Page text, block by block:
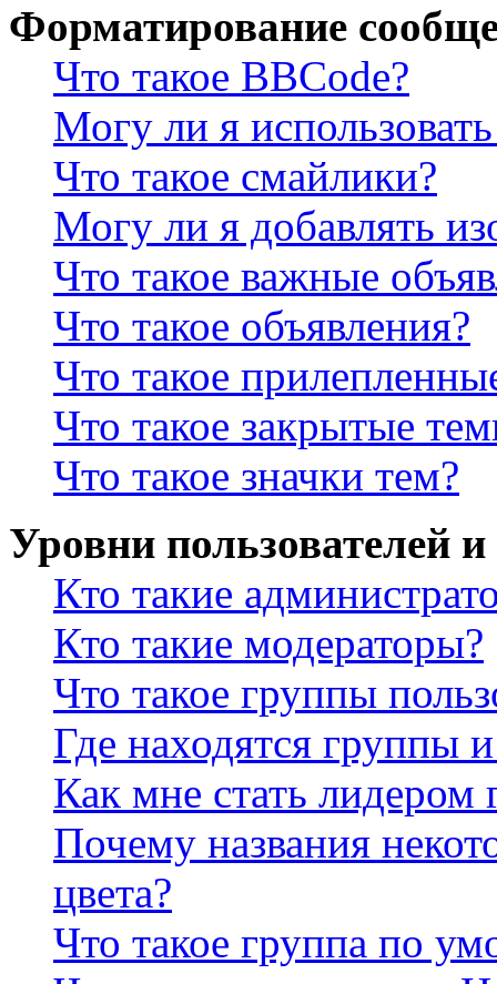
Форматирование
Что такое BBCode?
Могу ли я
Что такое смайлики?
Могу ли я добавлять
Что такое важные
Что такое объявления?
Что такое
Что такое закрытые
Что такое значки тем?
Уровни пользователей
Кто такие
Кто такие модераторы?
Что такое группы
Где находятся группы
Как мне стать лидером
Почему названия
цвета?
Что такое группа по